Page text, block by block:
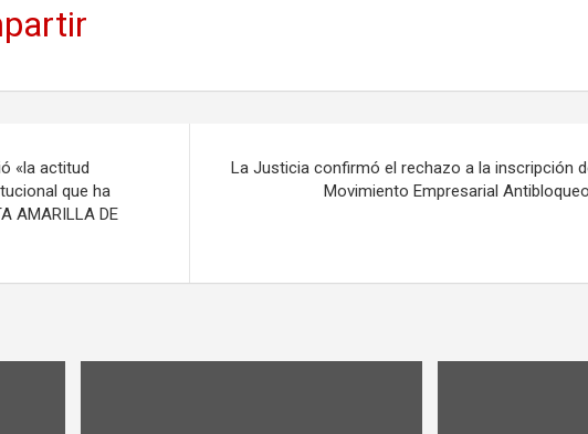
«la actitud
que ha
AMARILLA DE
La Justicia confirmó el rechazo a la inscripción
Movimiento Empresarial